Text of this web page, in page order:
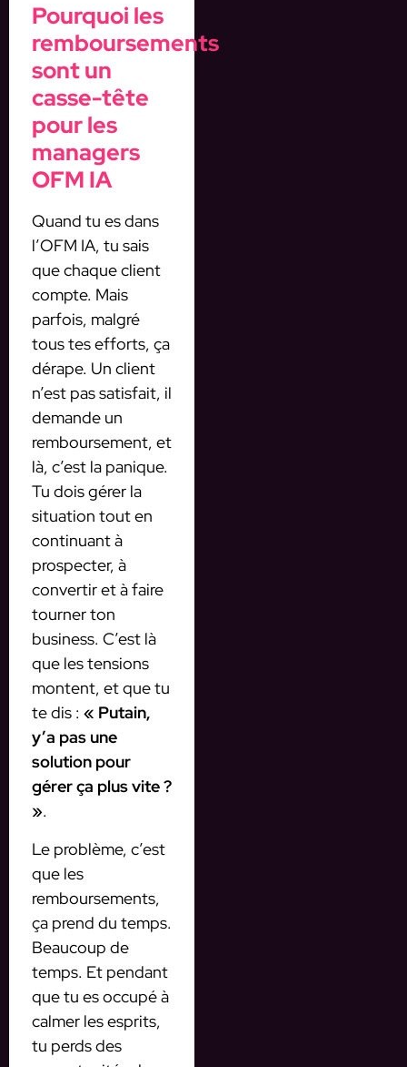
Pourquoi les
remboursements
sont un
casse-tête
pour les
managers
OFM IA
Quand tu es dans
l’OFM IA, tu sais
que chaque client
compte. Mais
parfois, malgré
tous tes efforts, ça
dérape. Un client
n’est pas satisfait, il
demande un
remboursement, et
là, c’est la panique.
Tu dois gérer la
situation tout en
continuant à
prospecter, à
convertir et à faire
tourner ton
business. C’est là
que les tensions
montent, et que tu
te dis : « Putain,
y’a pas une
solution pour
gérer ça plus vite ?
».
Le problème, c’est
que les
remboursements,
ça prend du temps.
Beaucoup de
temps. Et pendant
que tu es occupé à
calmer les esprits,
tu perds des